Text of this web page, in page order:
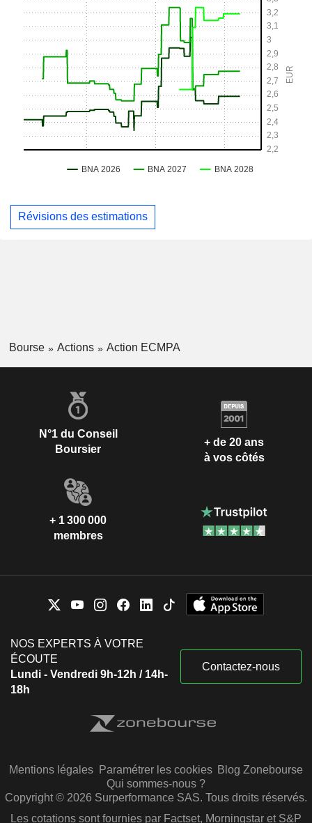
Révisions des estimations
Bourse Actions Action ECMPA
N°1 du Conseil
Boursier
+ de 20 ans
à vos côtés
+ 1 300 000
membres
NOS EXPERTS À VOTRE
ÉCOUTE
Lundi - Vendredi 9h-12h / 14h-
18h
Contactez-nous
Mentions légales Paramétrer les cookies Blog Zonebourse
Qui sommes-nous ?
Copyright © 2026 Surperformance SAS. Tous droits réservés.
Les cotations sont fournies par Factset, Morningstar et S&P